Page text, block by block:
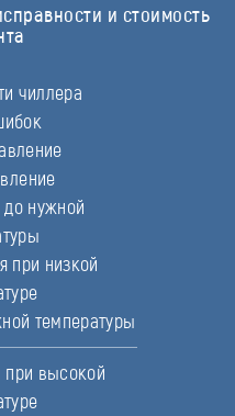
и стоимость
чиллера
нужной
при низкой
температуры
высокой